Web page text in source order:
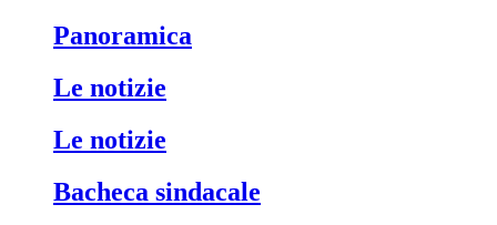
Panoramica
Le notizie
Le notizie
Bacheca sindacale